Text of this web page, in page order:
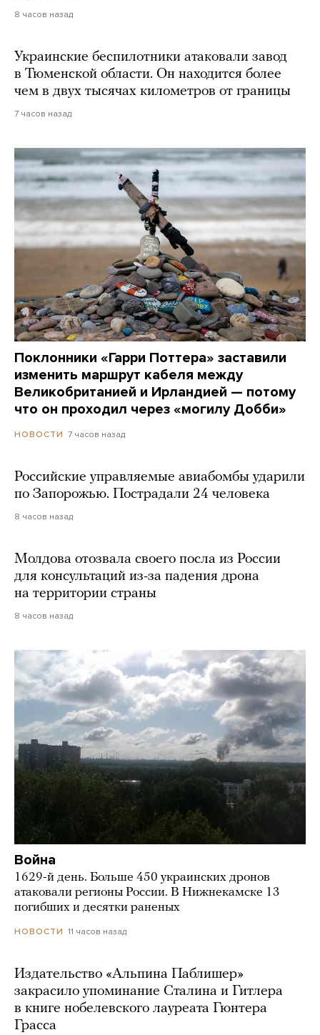
8 часов назад
Украинские беспилотники атаковали завод
в Тюменской области. Он находится более
чем в двух тысячах километров от границы
7 часов назад
Поклонники «Гарри Поттера» заставили
изменить маршрут кабеля между
Великобританией и Ирландией — потому
что он проходил через «могилу Добби»
НОВОСТИ 7 часов назад
Российские управляемые авиабомбы ударили
по Запорожью. Пострадали 24 человека
8 часов назад
Молдова отозвала своего посла из России
для консультаций из-за падения дрона
на территории страны
8 часов назад
Война
1629-й день. Больше 450 украинских дронов
атаковали регионы России. В Нижнекамске 13
погибших и десятки раненых
НОВОСТИ 11 часов назад
Издательство «Альпина Паблишер»
закрасило упоминание Сталина и Гитлера
в книге нобелевского лауреата Гюнтера
Грасса